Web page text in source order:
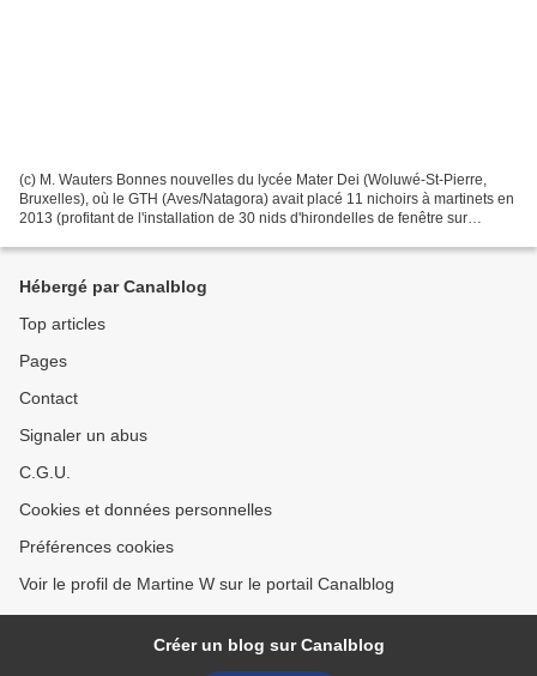
(c) M. Wauters Bonnes nouvelles du lycée Mater Dei (Woluwé-St-Pierre,
Bruxelles), où le GTH (Aves/Natagora) avait placé 11 nichoirs à martinets en
2013 (profitant de l'installation de 30 nids d'hirondelles de fenêtre sur
Hébergé par Canalblog
Top articles
Pages
Contact
Signaler un abus
C.G.U.
Cookies et données personnelles
Préférences cookies
Voir le profil de Martine W sur le portail Canalblog
Créer un blog sur Canalblog